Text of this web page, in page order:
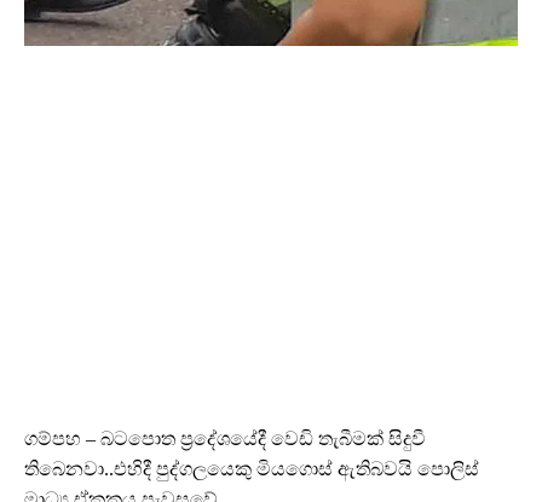
ගම්පහ – බටපොත ප්‍රදේශයේදී වෙඩි තැබීමක් සිදුවී
තිබෙනවා..එහිදී පුද්ගලයෙකු මියගොස් ඇතිබවයි පොලිස්